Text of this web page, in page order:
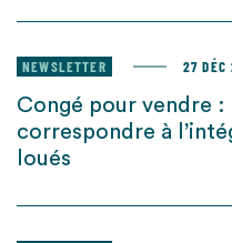
NEWSLETTER 27
Congé pour vendre
correspondre à
loués